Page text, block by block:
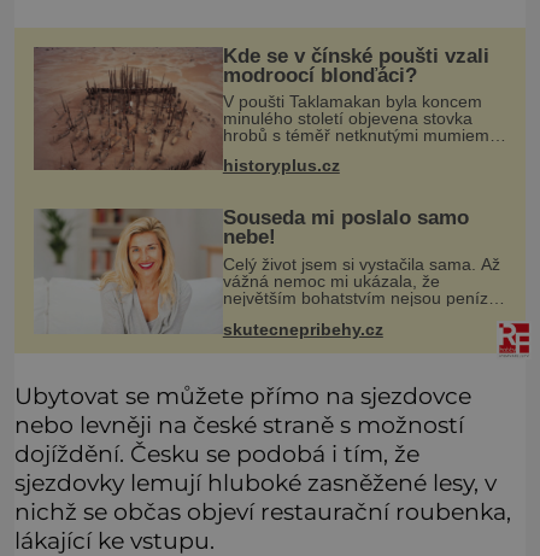
Kde se v čínské poušti vzali
modroocí blonďáci?
V poušti Taklamakan byla koncem
minulého století objevena stovka
hrobů s téměř netknutými mumiemi.
četnými milodary. Asi nejvíc přitom
historyplus.cz
Souseda mi poslalo samo
nebe!
Celý život jsem si vystačila sama. Až
vážná nemoc mi ukázala, že
největším bohatstvím nejsou peníze
ochotný podat pomocnou ruku.
Vždycky jsem byla spíš samotářka.
skutecnepribehy.cz
Ubytovat se můžete přímo na sjezdovce
nebo levněji na české straně s možností
dojíždění. Česku se podobá i tím, že
sjezdovky lemují hluboké zasněžené lesy, v
nichž se občas objeví restaurační roubenka,
lákající ke vstupu.